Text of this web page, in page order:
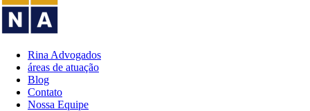
Rina Advogados
áreas de atuação
Blog
Contato
Nossa Equipe